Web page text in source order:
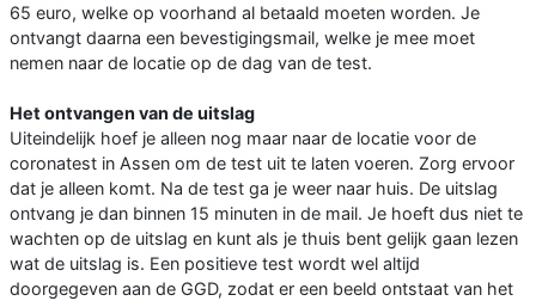
65 euro, welke op voorhand al betaald moeten worden. Je
ontvangt daarna een bevestigingsmail, welke je mee moet
nemen naar de locatie op de dag van de test.
Het ontvangen van de uitslag
Uiteindelijk hoef je alleen nog maar naar de locatie voor de
coronatest in Assen om de test uit te laten voeren. Zorg ervoor
dat je alleen komt. Na de test ga je weer naar huis. De uitslag
ontvang je dan binnen 15 minuten in de mail. Je hoeft dus niet te
wachten op de uitslag en kunt als je thuis bent gelijk gaan lezen
wat de uitslag is. Een positieve test wordt wel altijd
doorgegeven aan de GGD, zodat er een beeld ontstaat van het